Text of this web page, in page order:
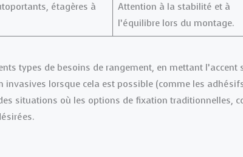
étagères à
Attention à la stabilité et à
l’équilibre lors du montage.
types de besoins de rangement, en mettant l’accent
lorsque cela est possible (comme les
situations où les options de fixation traditionnelles,